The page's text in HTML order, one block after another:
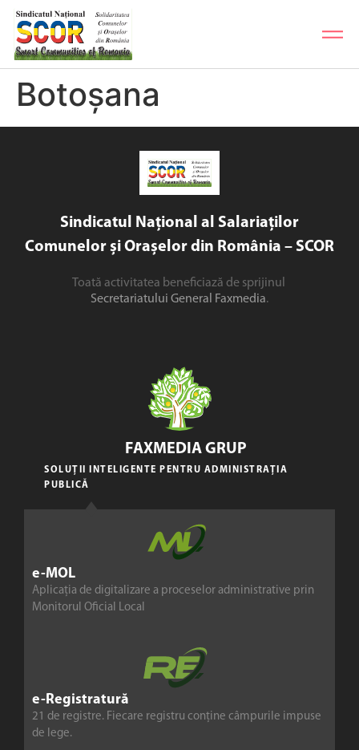
Botoșana
Sindicatul Național al Salariaților
Comunelor și Orașelor din România – SCOR
Toată activitatea beneficiază de sprijinul
Secretariatului General Faxmedia.
e-MOL
Aplicația de digitalizare a proceselor administrative prin
Monitorul Oficial Local
e-Registratură
21 de registre. Fiecare registru conține câmpurile impuse
de lege.
FAXMEDIA GRUP
SOLUȚII INTELIGENTE PENTRU ADMINISTRAȚIA
PUBLICĂ